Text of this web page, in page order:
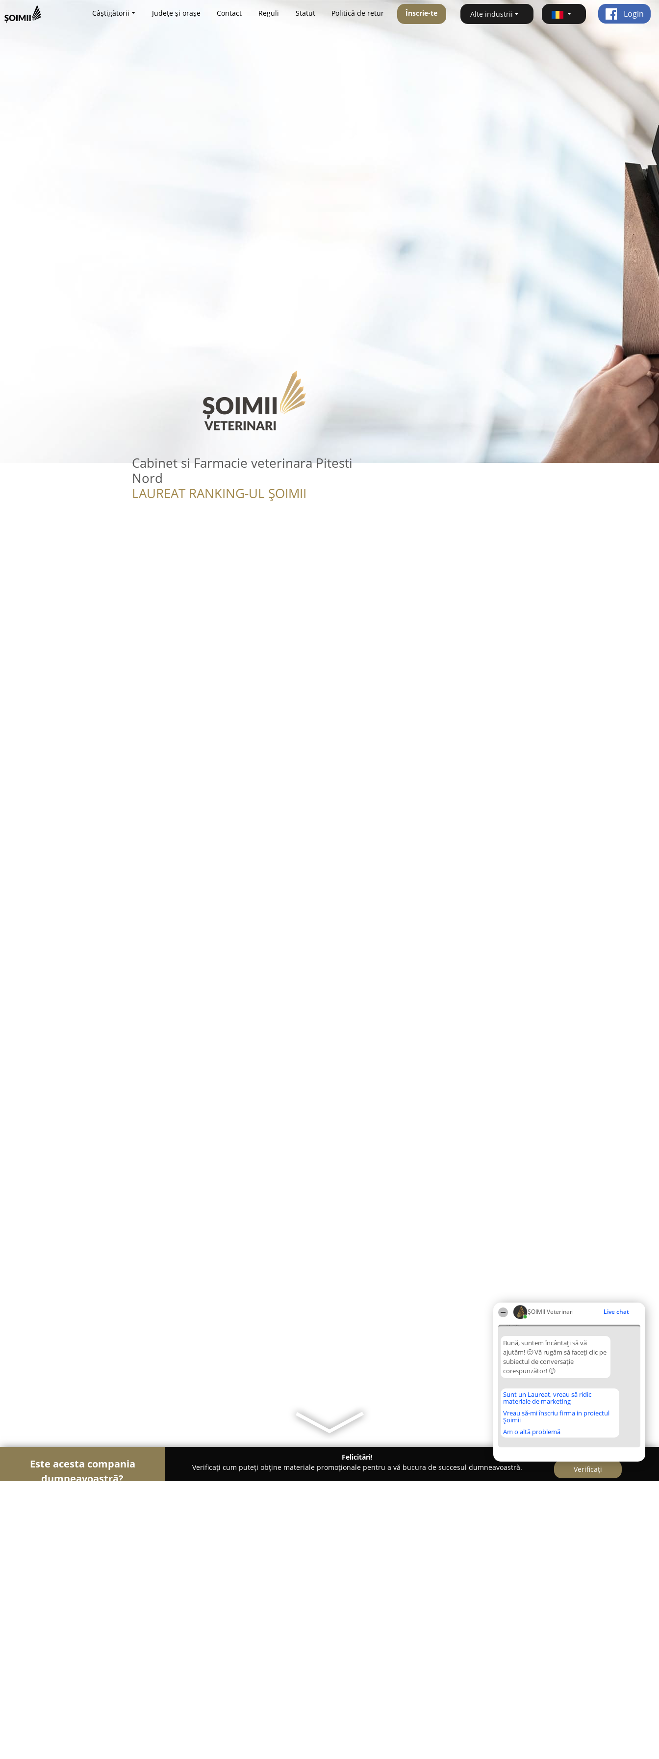
ȘOIMII Veterinari Live chat
17:58
Bună, suntem încântați să vă
ajutăm! 🙂 Vă rugăm să faceți clic pe
subiectul de conversație
corespunzător! 🙂
Sunt un Laureat, vreau să ridic
materiale de marketing
Vreau să-mi înscriu firma in proiectul
Șoimii
Am o altă problemă
Câștigătorii Județe și orașe Contact Reguli Statut Politică de retur Înscrie-te Alte industrii Login
Cabinet si Farmacie veterinara Pitesti
Nord
LAUREAT RANKING-UL ȘOIMII
Este acesta compania
dumneavoastră?
Felicitări!
Verificați cum puteți obține materiale promoționale pentru a vă bucura de succesul dumneavoastră.
Verificați